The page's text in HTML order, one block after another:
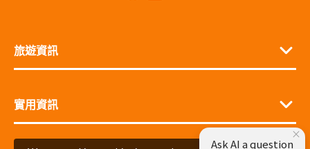
旅遊資訊
實用資訊
×
Ask AI a question